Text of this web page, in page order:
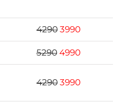
42903990
52904990
42903990